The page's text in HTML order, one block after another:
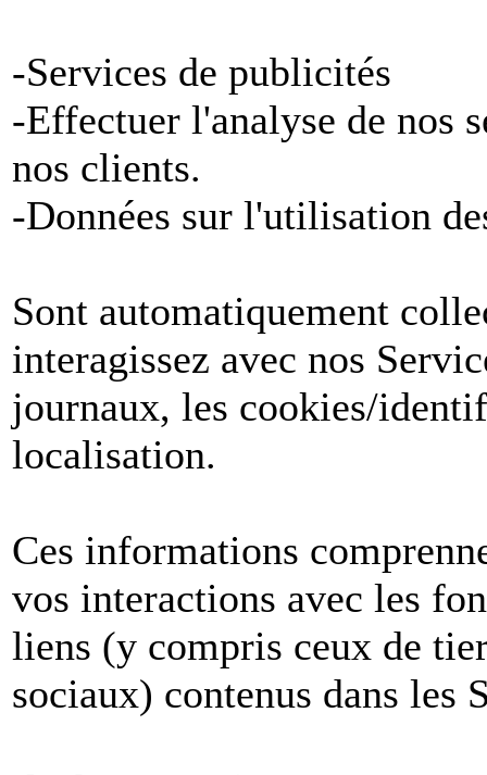
-Services de publicités
-Effectuer l'analyse de nos
nos clients.
-Données sur l'utilisation
Sont automatiquement
interagissez avec nos
journaux, les cookies/
localisation.
Ces informations
vos interactions avec les
liens (y compris ceux de
sociaux) contenus dans les